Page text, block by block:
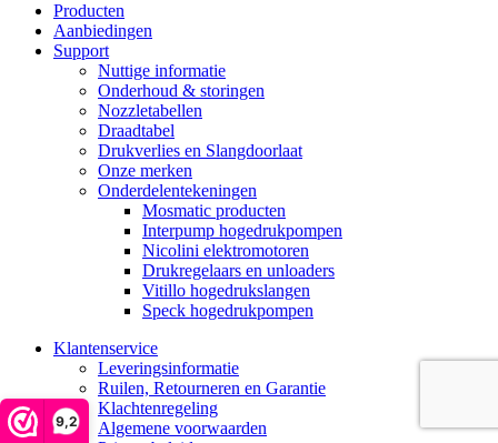
9,2
Producten
Aanbiedingen
Support
Nuttige informatie
Onderhoud & storingen
Nozzletabellen
Draadtabel
Drukverlies en Slangdoorlaat
Onze merken
Onderdelentekeningen
Mosmatic producten
Interpump hogedrukpompen
Nicolini elektromotoren
Drukregelaars en unloaders
Vitillo hogedrukslangen
Speck hogedrukpompen
Klantenservice
Leveringsinformatie
Ruilen, Retourneren en Garantie
Klachtenregeling
Algemene voorwaarden